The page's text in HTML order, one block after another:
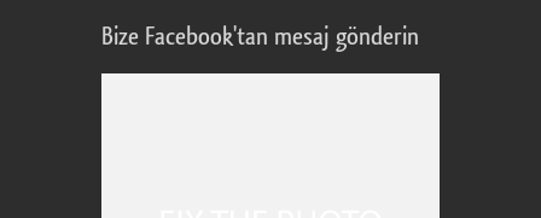
Bize Facebook'tan mesaj gönderin